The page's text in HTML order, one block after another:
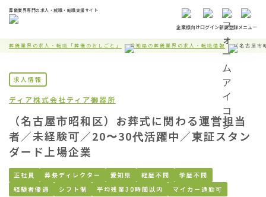
葬儀業界専門の求人・就職・転職支援サイト
企業様向けログイン新規登録メニュー
葬儀業界の求人・転職「葬儀のおしごと」 愛知県の葬儀業界の求人・転職情報 （名古屋市
求人情報
ティア株式会社ティア御器所
（名古屋市昭和区）お葬式に関わる運営担当
者／未経験可／20〜30代活躍中／東証スタン
ダード上場企業
正社員 葬祭ディレクター 愛知県 経歴不問
学歴不問
経験者優遇
シフト制 平均残業30時間以内 マイカー通勤可